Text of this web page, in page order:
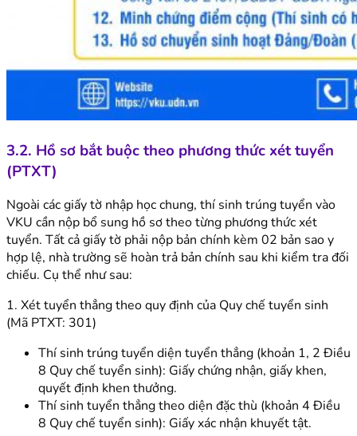
3.2. Hồ sơ bắt buộc theo phương thức xét tuyển
(PTXT)
Ngoài các giấy tờ nhập học chung, thí sinh trúng tuyển vào
VKU cần nộp bổ sung hồ sơ theo từng phương thức xét
tuyển. Tất cả giấy tờ phải nộp bản chính kèm 02 bản sao y
hợp lệ, nhà trường sẽ hoàn trả bản chính sau khi kiểm tra đối
chiếu. Cụ thể như sau:
1. Xét tuyển thẳng theo quy định của Quy chế tuyển sinh
(Mã PTXT: 301)
Thí sinh trúng tuyển diện tuyển thẳng (khoản 1, 2 Điều
8 Quy chế tuyển sinh): Giấy chứng nhận, giấy khen,
quyết định khen thưởng.
Thí sinh tuyển thẳng theo diện đặc thù (khoản 4 Điều
8 Quy chế tuyển sinh): Giấy xác nhận khuyết tật.